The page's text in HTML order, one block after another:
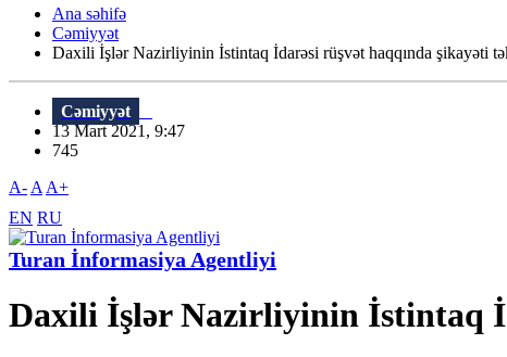
Ana səhifə
Cəmiyyət
Daxili İşlər Nazirliyinin İstintaq İdarəsi rüşvət haqqında şikayəti
Cəmiyyət
13 Mart 2021, 9:47
745
A- A A+
EN RU
Turan İnformasiya Agentliyi
Daxili İşlər Nazirliyinin İstintaq